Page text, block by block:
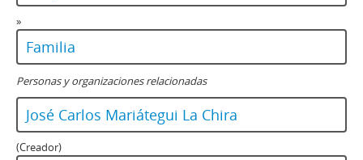
»
Familia
Personas y organizaciones relacionadas
José Carlos Mariátegui La Chira
(Creador)